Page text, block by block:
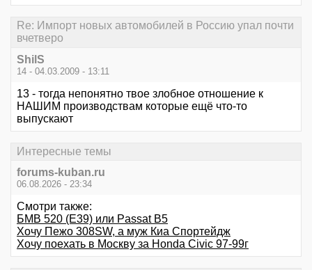
Re: Импорт новых автомобилей в Россию упал почти
вчетверо
ShilS
14 - 04.03.2009 - 13:11
13 - тогда непонятно твое злобное отношение к
НАШИМ производствам которые ещё что-то
выпускают
Интересные темы
forums-kuban.ru
06.08.2026 - 23:34
Смотри также:
БМВ 520 (Е39) или Passat B5
Хочу Пежо 308SW, а муж Киа Спортейдж
Хочу поехать в Москву за Honda Civic 97-99г